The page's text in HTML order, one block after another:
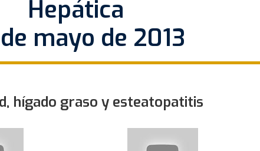
Hepática
mayo de 2013
hígado graso y esteatopatitis